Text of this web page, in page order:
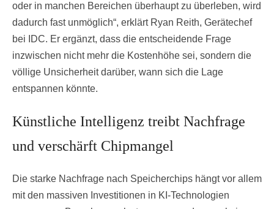
oder in manchen Bereichen überhaupt zu überleben, wird
dadurch fast unmöglich“, erklärt Ryan Reith, Gerätechef
bei IDC. Er ergänzt, dass die entscheidende Frage
inzwischen nicht mehr die Kostenhöhe sei, sondern die
völlige Unsicherheit darüber, wann sich die Lage
entspannen könnte.
Künstliche Intelligenz treibt Nachfrage
und verschärft Chipmangel
Die starke Nachfrage nach Speicherchips hängt vor allem
mit den massiven Investitionen in KI-Technologien